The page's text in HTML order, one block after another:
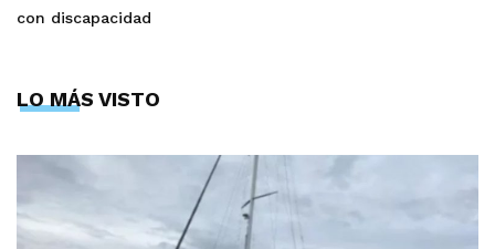
con discapacidad
LO MÁS VISTO